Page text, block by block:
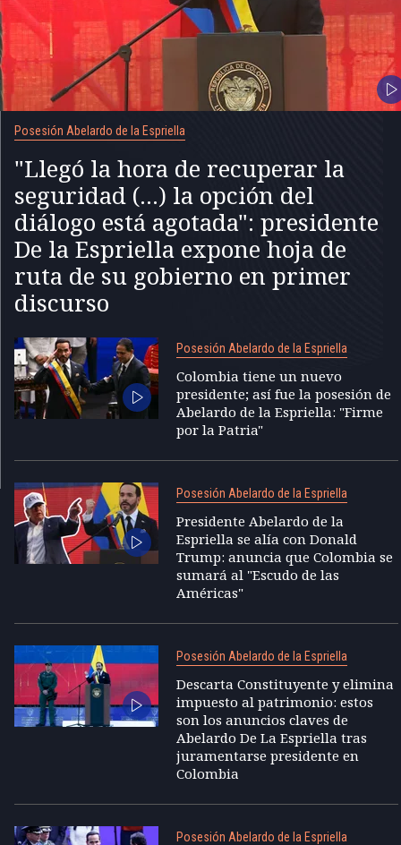
Posesión Abelardo de la Espriella
"Llegó la hora de recuperar la
seguridad (...) la opción del
diálogo está agotada": presidente
De la Espriella expone hoja de
ruta de su gobierno en primer
discurso
Posesión Abelardo de la Espriella
Colombia tiene un nuevo
presidente; así fue la posesión de
Abelardo de la Espriella: "Firme
por la Patria"
Posesión Abelardo de la Espriella
Presidente Abelardo de la
Espriella se alía con Donald
Trump: anuncia que Colombia se
sumará al "Escudo de las
Américas"
Posesión Abelardo de la Espriella
Descarta Constituyente y elimina
impuesto al patrimonio: estos
son los anuncios claves de
Abelardo De La Espriella tras
juramentarse presidente en
Colombia
Posesión Abelardo de la Espriella